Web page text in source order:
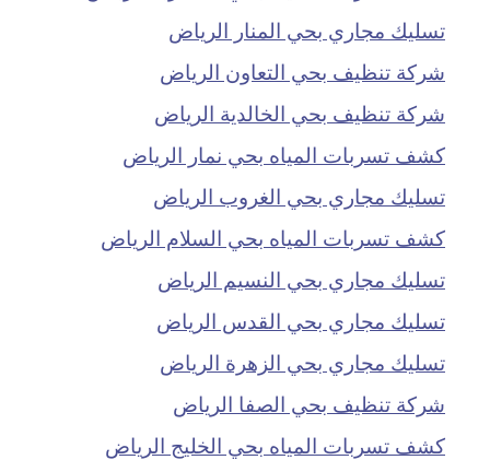
تسليك مجاري بحي المنار الرياض
شركة تنظيف بحي التعاون الرياض
شركة تنظيف بحي الخالدية الرياض
كشف تسربات المياه بحي نمار الرياض
تسليك مجاري بحي الغروب الرياض
كشف تسربات المياه بحي السلام الرياض
تسليك مجاري بحي النسيم الرياض
تسليك مجاري بحي القدس الرياض
تسليك مجاري بحي الزهرة الرياض
شركة تنظيف بحي الصفا الرياض
كشف تسربات المياه بحي الخليج الرياض